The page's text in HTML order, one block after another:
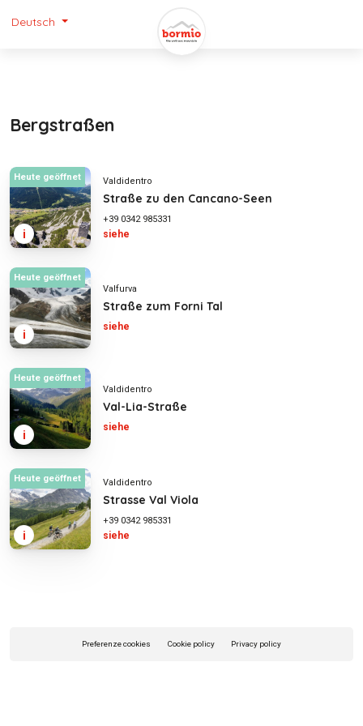
Deutsch
Bergstraßen
i
Heute geöffnet Valdidentro
Straße zu den Cancano-Seen
+39 0342 985331
siehe
i
Heute geöffnet
Valfurva
Straße zum Forni Tal
siehe
i
Heute geöffnet
Valdidentro
Val-Lia-Straße
siehe
i
Heute geöffnet Valdidentro
Strasse Val Viola
+39 0342 985331
siehe
Preferenze cookies Cookie policy Privacy policy